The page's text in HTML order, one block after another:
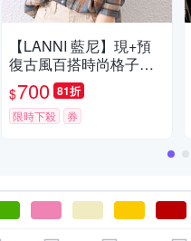
【LANNI 藍尼】現+預
復古風百搭時尚格子襯
衫(翻領/長袖/撞色)
$700 81折
限時下殺 券